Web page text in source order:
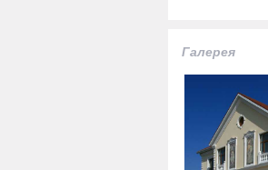
Галерея